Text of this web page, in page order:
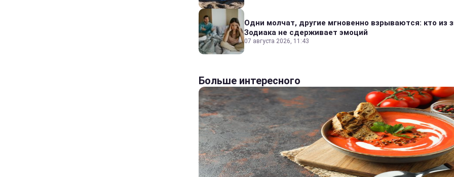
Одни молчат, другие мгновенно взрываются: кто из
Зодиака не сдерживает эмоций
07 августа 2026, 11:43
Больше интересного